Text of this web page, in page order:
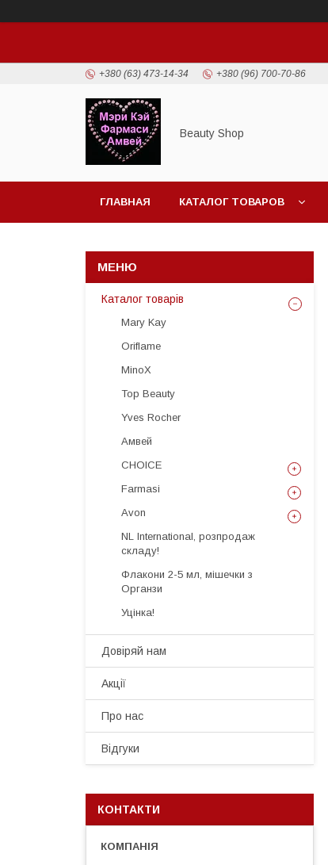
+380 (63) 473-14-34 +380 (96) 700-70-86
Beauty Shop
ГЛАВНАЯ КАТАЛОГ ТОВАРОВ
Каталог товарів
Mary Kay
Oriflame
MinoX
Top Beauty
Yves Rocher
Амвей
CHOICE
Farmasi
Avon
NL International, розпродаж
складу!
Флакони 2-5 мл, мішечки з
Органзи
Уцінка!
Довіряй нам
Акції
Про нас
Відгуки
КОНТАКТИ